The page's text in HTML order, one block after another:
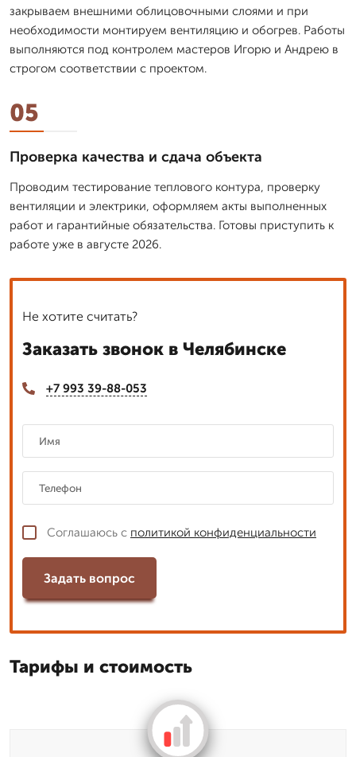
закрываем внешними облицовочными слоями и при
необходимости монтируем вентиляцию и обогрев. Работы
выполняются под контролем мастеров Игорю и Андрею в
строгом соответствии с проектом.
05
Проверка качества и сдача объекта
Проводим тестирование теплового контура, проверку
вентиляции и электрики, оформляем акты выполненных
работ и гарантийные обязательства. Готовы приступить к
работе уже в августе 2026.
Не хотите считать?
Заказать звонок в Челябинске
+7 993 39-88-053
Соглашаюсь с политикой конфиденциальности
Задать вопрос
Тарифы и стоимость